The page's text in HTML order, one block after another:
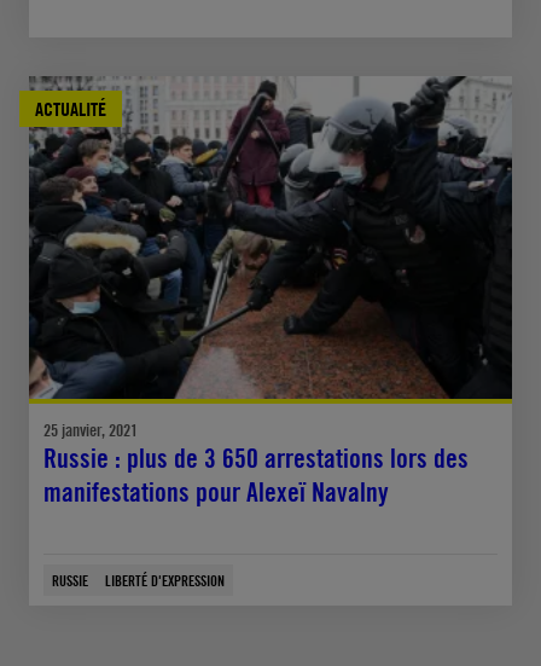
ACTUALITÉ
25 janvier, 2021
Russie : plus de 3 650 arrestations lors des
manifestations pour Alexeï Navalny
RUSSIE LIBERTÉ D'EXPRESSION